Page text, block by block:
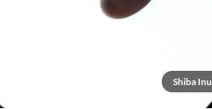
Shiba Inu